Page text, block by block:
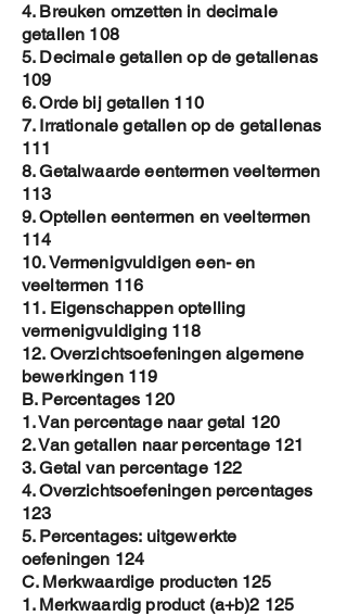
4. Breuken omzetten in decimale
getallen 108
5. Decimale getallen op de getallenas
109
6. Orde bij getallen 110
7. Irrationale getallen op de getallenas
111
8. Getalwaarde eentermen veeltermen
113
9. Optellen eentermen en veeltermen
114
10. Vermenigvuldigen een- en
veeltermen 116
11. Eigenschappen optelling
vermenigvuldiging 118
12. Overzichtsoefeningen algemene
bewerkingen 119
B. Percentages 120
1. Van percentage naar getal 120
2. Van getallen naar percentage 121
3. Getal van percentage 122
4. Overzichtsoefeningen percentages
123
5. Percentages: uitgewerkte
oefeningen 124
C. Merkwaardige producten 125
1. Merkwaardig product (a+b)2 125